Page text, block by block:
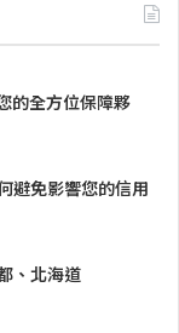
的全方位保障夥
避免影響您的信用
、北海道